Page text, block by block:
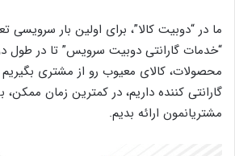
ما در “دوبیت کالا”، برای اولین بار سرویسی
“خدمات گارانتی دوبیت سرویس” تا در طول
محصولات، کالای معیوب رو از مشتری بگیریم
گارانتی کننده داریم، در کمترین زمان
مشتریانمون ارائه بدیم.